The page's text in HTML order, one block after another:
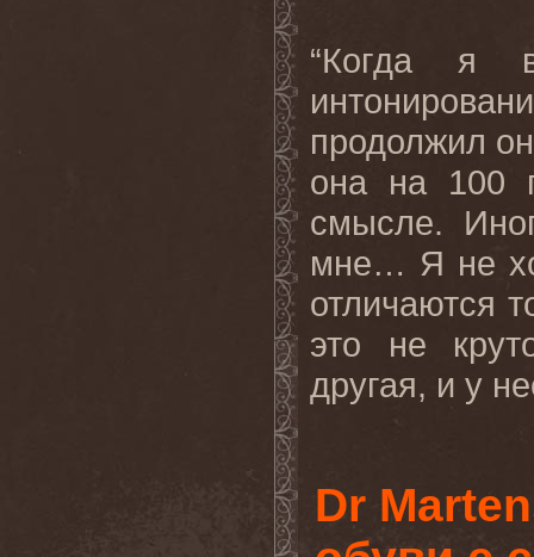
“Когда я
продолжил
она на 100
смысле.
мне… Я не
отличаются
это не
другая, и у
Dr